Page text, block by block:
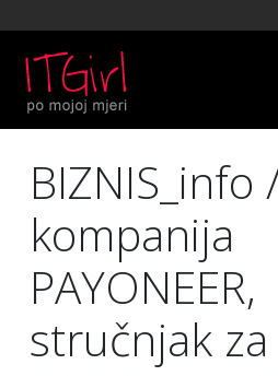
BIZNIS_info
kompanija
PAYONEER,
stručnjak za